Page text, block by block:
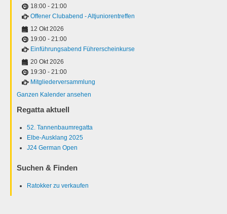
18:00 - 21:00
Offener Clubabend - Altjuniorentreffen
12 Okt 2026
19:00 - 21:00
Einführungsabend Führerscheinkurse
20 Okt 2026
19:30 - 21:00
Mitgliederversammlung
Ganzen Kalender ansehen
Regatta aktuell
52. Tannenbaumregatta
Elbe-Ausklang 2025
J24 German Open
Suchen & Finden
Ratokker zu verkaufen